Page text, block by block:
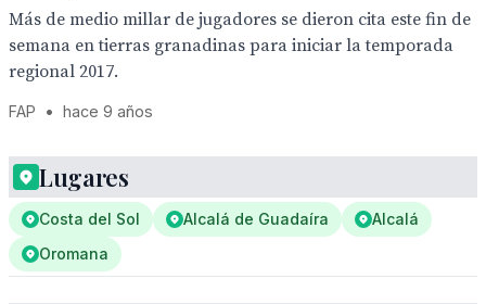
Más de medio millar de jugadores se dieron cita este fin de
semana en tierras granadinas para iniciar la temporada
regional 2017.
FAP • hace 9 años
Lugares
Costa del Sol Alcalá de Guadaíra
Alcalá
Oromana